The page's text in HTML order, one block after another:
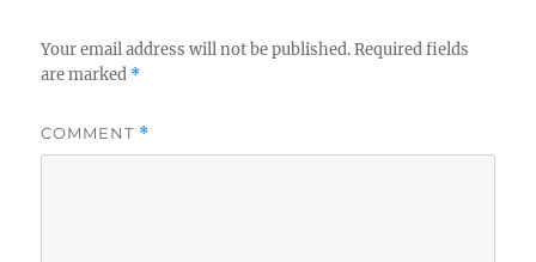
Your email address will not be published. Required fields
are marked *
COMMENT *